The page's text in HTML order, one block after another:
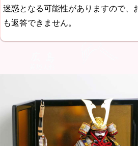
迷惑となる可能性がありますので、
も返答できません。